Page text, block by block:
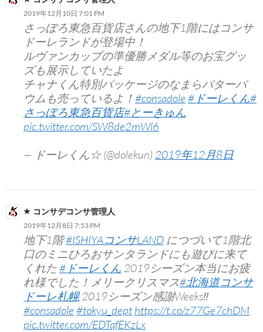
ン 2019年12月10日 7:01 PM
さっぽろ東急百貨店さんの地下1階にはコンサ
ドーレランドが登場中！
ルヴァンカップの準優勝メダル等のお宝グッ
ズも展示していたよ
チャナくん特別パッケージのなまらバターバ
ウムも売っているよ！ #consadole #ドーレくん#
さっぽろ東急百貨店#とーきゅん
pic.twitter.com/SW8de2mWl6
— ドーレくん☆ (@dolekun) 2019年12月8日
コンサデコンサ管理人
2019年12月8日 7:53 PM
地下1階#ISHIYAコンサLAND につづいて1階北
口のミニひろおサンタランドにも遊びに来て
くれた#ドーレくん 2019シーズン本当にお疲
れ様でした！メリークリスマス#北海道コンサ
ドーレ札幌2019シーズン感謝Weeks‼︎
#consadole #tokyu_dept https://t.co/z77Ge7chDM
pic.twitter.com/EDTqfEKzLx